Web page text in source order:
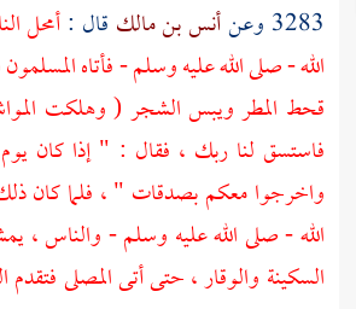
3283 وعن أنس بن مالك قال :أمحل
الله - صلى الله عليه وسلم - فأتاه
قحط المطر ويبس الشجر ( وهلكت
فاستسق لنا ربك ، فقال : " إذا كان
واخرجوا معكم بصدقات " ، فلما كان
الله - صلى الله عليه وسلم - والناس ،
السكينة والوقار ، حتى أتى المصلى فتقدم